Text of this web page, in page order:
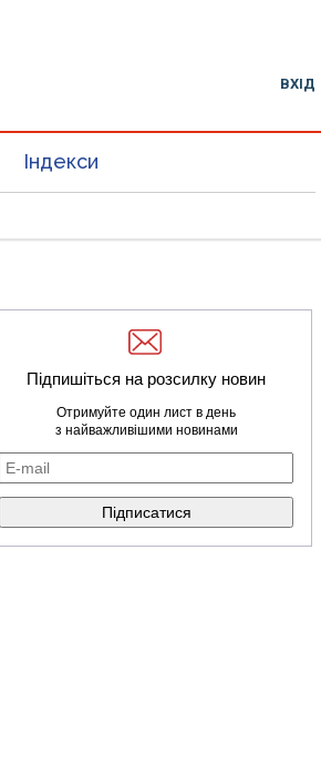
ВХІД
Індекси
Підпишіться на розсилку новин
Отримуйте один лист в день
з найважливішими новинами